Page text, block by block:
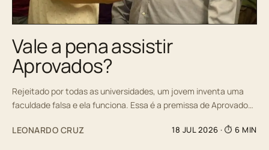
Vale a pena assistir
Aprovados?
Rejeitado por todas as universidades, um jovem inventa uma
faculdade falsa e ela funciona. Essa é a premissa de Aprovado…
LEONARDO CRUZ 18 JUL 2026 · ⏱ 6 MIN